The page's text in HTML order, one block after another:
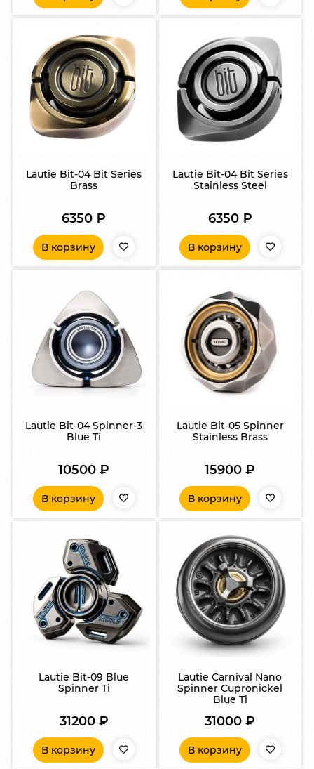
Lautie Bit-04 Bit Series
Brass
6350₽
В корзину
Lautie Bit-04 Bit Series
Stainless Steel
6350 ₽
В корзину
Lautie Bit-04 Spinner-3
Blue Ti
10500₽
В корзину
Lautie Bit-05 Spinner
Stainless Brass
15900₽
В корзину
Lautie Bit-09 Blue
Spinner Ti
31200 ₽
В корзину
Lautie Carnival Nano
Spinner Cupronickel
Blue Ti
31000₽
В корзину